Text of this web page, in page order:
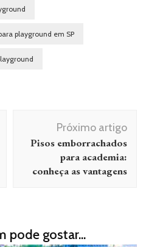
playground em SP
Próximo artigo
Pisos emborrachados
para academia:
conheça as vantagens
pode gostar...